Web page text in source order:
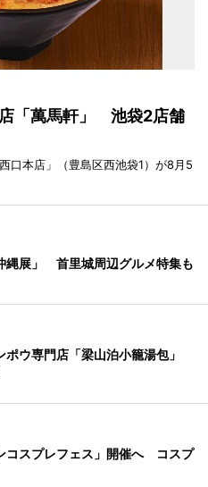
「萬馬軒」 池袋2店舗
口本店」（豊島区西池袋1）が8月5
縄展」 首里城周辺グルメ特集も
ポウ専門店「梁山泊小籠湯包」
コスプレフェス」開催へ コスプ